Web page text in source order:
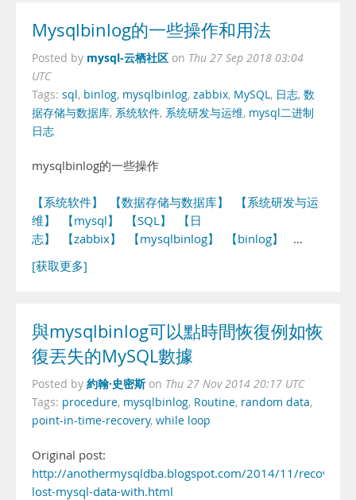
Mysqlbinlog的一些操作和用法
Posted by mysql-云栖社区 on Thu 27 Sep 2018 03:04
UTC
Tags: sql, binlog, mysqlbinlog, zabbix, MySQL, 日志, 数
据存储与数据库, 系统软件, 系统研发与运维, mysql二进制
日志
mysqlbinlog的一些操作
【系统软件】 【数据存储与数据库】
【系统研发与运
维】
【mysql】 【SQL】
【日
志】
【zabbix】 【mysqlbinlog】 【binlog】
…
[获取更多]
與mysqlbinlog可以點時間恢復例如恢
復丟失的MySQL數據
Posted by 約翰·史密斯 on Thu 27 Nov 2014 20:17 UTC
Tags: procedure, mysqlbinlog, Routine, random data,
point-in-time-recovery, while loop
Original post:
http://anothermysqldba.blogspot.com/2014/11/recover-
lost-mysql-data-with.html